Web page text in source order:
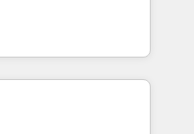
& Service
- Own
migrations (e.g.
SuperOffice) -
Central, Navision, AX,